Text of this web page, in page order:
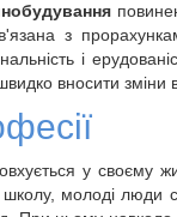
з
і
вносити зміни
у своєму
школу, молоді люди